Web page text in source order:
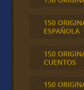
150
ESPAÑOLA
150
CUENTOS
150